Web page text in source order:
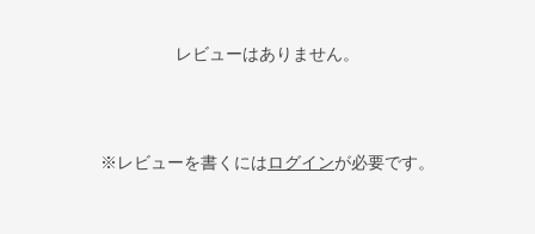
レビューはありません。
※レビューを書くにはログインが必要です。